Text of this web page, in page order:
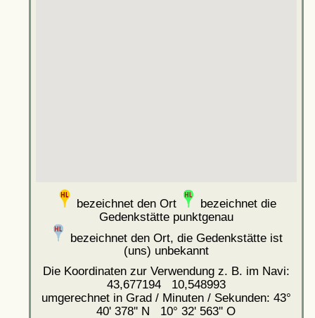
bezeichnet den Ort
bezeichnet die
Gedenkstätte punktgenau
bezeichnet den Ort, die Gedenkstätte ist
(uns) unbekannt
Die Koordinaten zur Verwendung z. B. im Navi:
43,677194 10,548993
umgerechnet in Grad / Minuten / Sekunden: 43°
40' 378'' N 10° 32' 563'' O